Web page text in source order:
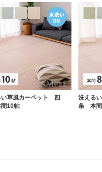
い草風カーペット 四
10帖
洗える
条 本間